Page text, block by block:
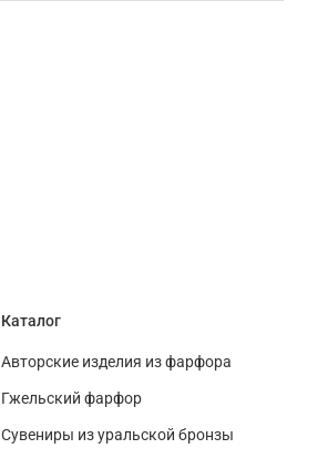
Каталог
Авторские изделия из фарфора
Гжельский фарфор
Сувениры из уральской бронзы